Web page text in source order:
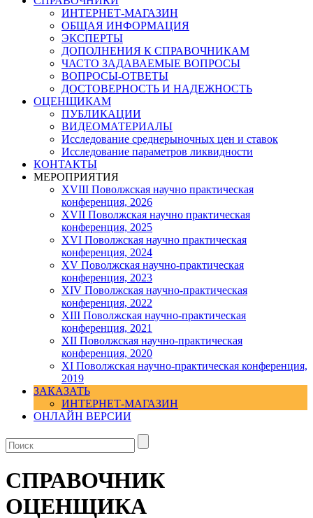
ИНТЕРНЕТ-МАГАЗИН
ОБЩАЯ ИНФОРМАЦИЯ
ЭКСПЕРТЫ
ДОПОЛНЕНИЯ К СПРАВОЧНИКАМ
ЧАСТО ЗАДАВАЕМЫЕ ВОПРОСЫ
ВОПРОСЫ-ОТВЕТЫ
ДОСТОВЕРНОСТЬ И НАДЕЖНОСТЬ
ОЦЕНЩИКАМ
ПУБЛИКАЦИИ
ВИДЕОМАТЕРИАЛЫ
Исследование среднерыночных цен и ставок
Исследование параметров ликвидности
КОНТАКТЫ
МЕРОПРИЯТИЯ
XVIII Поволжская научно практическая
конференция, 2026
XVII Поволжская научно практическая
конференция, 2025
XVI Поволжская научно практическая
конференция, 2024
ХV Поволжская научно-практическая
конференция, 2023
ХIV Поволжская научно-практическая
конференция, 2022
ХIII Поволжская научно-практическая
конференция, 2021
ХII Поволжская научно-практическая
конференция, 2020
XI Поволжская научно-практическая конференция,
2019
ЗАКАЗАТЬ
ИНТЕРНЕТ-МАГАЗИН
ОНЛАЙН ВЕРСИИ
СПРАВОЧНИК
ОЦЕНЩИКА